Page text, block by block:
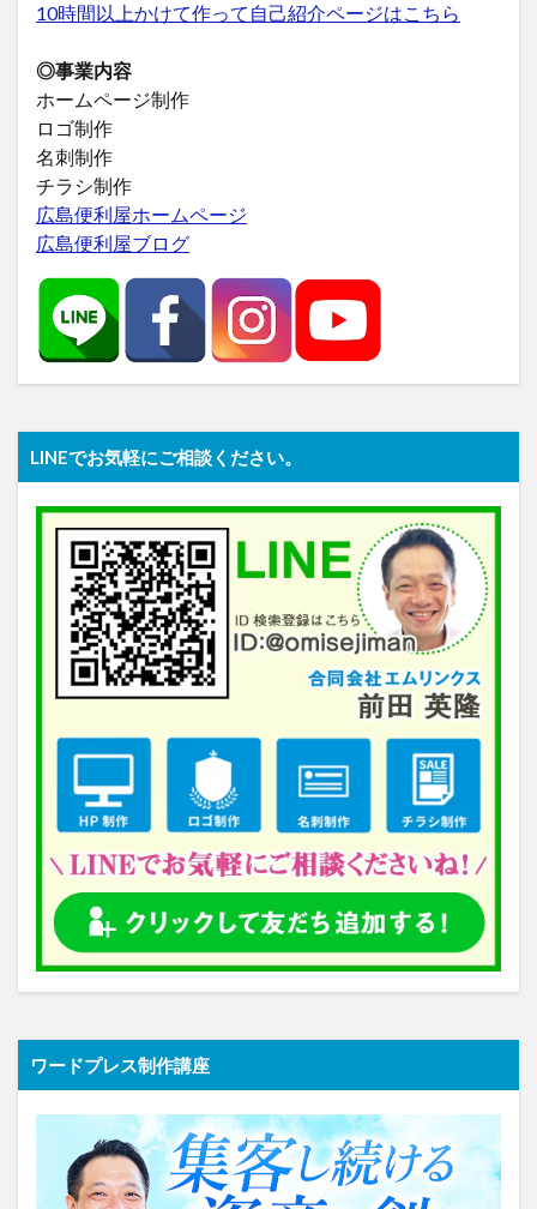
10時間以上かけて作って自己紹介ページはこちら
◎事業内容
ホームページ制作
ロゴ制作
名刺制作
チラシ制作
広島便利屋ホームページ
広島便利屋ブログ
LINEでお気軽にご相談ください。
ワードプレス制作講座